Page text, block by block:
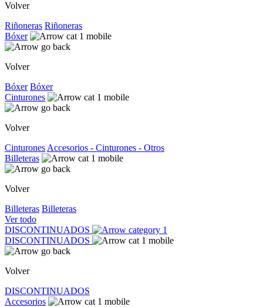
Volver
Riñoneras Riñoneras
Bóxer
Volver
Bóxer Bóxer
Cinturones
Volver
Cinturones Accesorios - Cinturones - Otros
Billeteras
Volver
Billeteras Billeteras
Ver todo
DISCONTINUADOS
DISCONTINUADOS
Volver
DISCONTINUADOS
Accesorios